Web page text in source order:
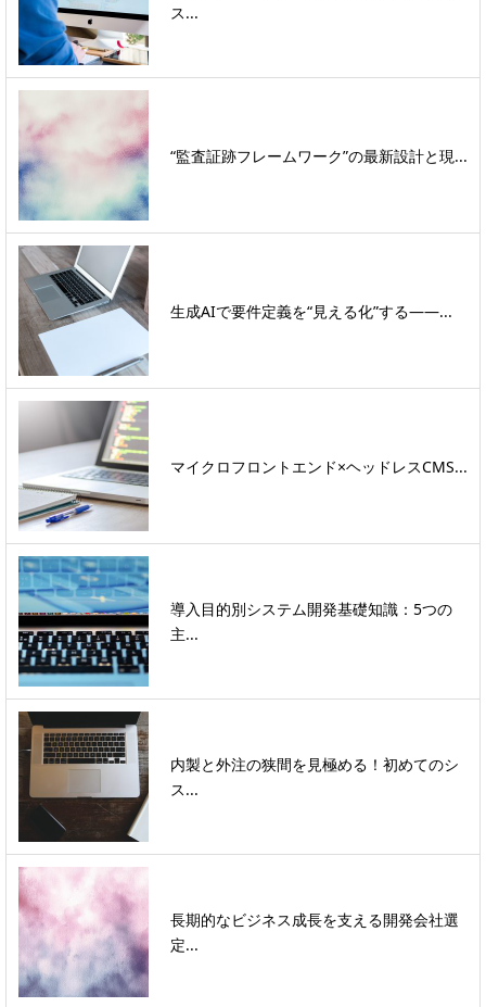
ス...
“監査証跡フレームワーク”の最新設計と現...
生成AIで要件定義を“見える化”する――...
マイクロフロントエンド×ヘッドレスCMS...
導入目的別システム開発基礎知識：5つの
主...
内製と外注の狭間を見極める！初めてのシ
ス...
長期的なビジネス成長を支える開発会社選
定...